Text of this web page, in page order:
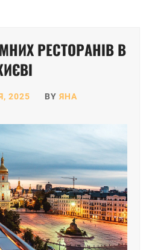
РЕСТОРАНІВ В
2025 BY ЯНА